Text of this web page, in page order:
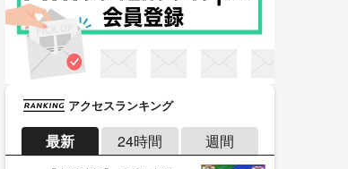
アクセスランキング
最新 24時間 週間